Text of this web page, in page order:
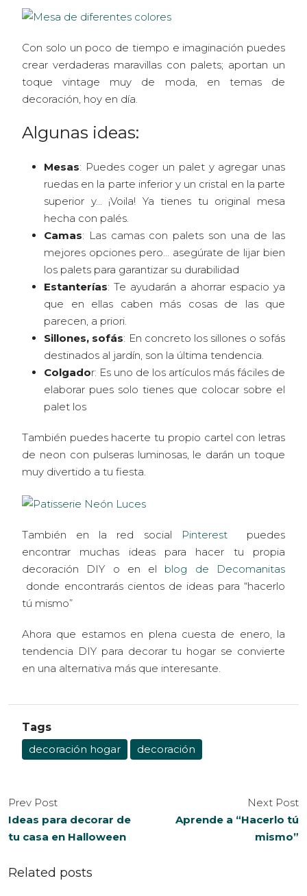
Con solo un poco de tiempo e imaginación puedes
crear verdaderas maravillas con palets; aportan un
toque vintage muy de moda, en temas de
decoración, hoy en día.
Algunas ideas:
Mesas: Puedes coger un palet y agregar unas
ruedas en la parte inferior y un cristal en la parte
superior y… ¡Voila! Ya tienes tu original mesa
hecha con palés.
Camas: Las camas con palets son una de las
mejores opciones pero… asegúrate de lijar bien
los palets para garantizar su durabilidad
Estanterías: Te ayudarán a ahorrar espacio ya
que en ellas caben más cosas de las que
parecen, a priori.
Sillones, sofás: En concreto los sillones o sofás
destinados al jardín, son la última tendencia.
Colgador: Es uno de los artículos más fáciles de
elaborar pues solo tienes que colocar sobre el
palet los
También puedes hacerte tu propio cartel con letras
de neon con pulseras luminosas, le darán un toque
muy divertido a tu fiesta.
También en la red social Pinterest
puedes
encontrar muchas ideas para hacer tu propia
decoración DIY o en el blog de Decomanitas
donde encontrarás cientos de ideas para “hacerlo
tú mismo”
Ahora que estamos en plena cuesta de enero, la
tendencia DIY para decorar tu hogar se convierte
en una alternativa más que interesante.
Tags
decoración hogar
decoración
Prev Post
Ideas para decorar de
tu casa en Halloween
Next Post
Aprende a “Hacerlo tú
mismo”
Related posts